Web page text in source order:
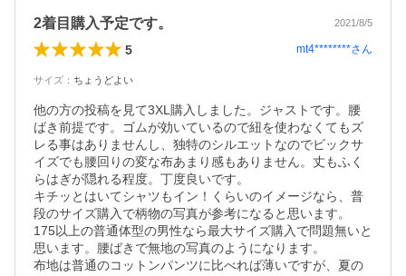
2着目購入予定です。 2021/8/5
5 mt4********さん
サイズ ： ちょうどよい
他の方の投稿を見て3XL購入しました。ジャストです。腰
ばき前提です。ゴムが効いているので紐を使わなくてもズ
レる事はありませんし、独特のシルエットなのでビックサ
イズでも腰回りの変な布あまり感もありません。丈もふく
らはぎが隠れる程度。丁度良いです。
キチッとはいてシャツもイン！くらいのイメージなら、普
段のサイズ購入で柄物の写真が参考になると思います。
175以上の普通体型の男性なら最大サイズ購入で問題無いと
思います。腰ばきで無地の写真のようになります。
布地は普通のコットンパンツに比べれば薄いですが、夏の